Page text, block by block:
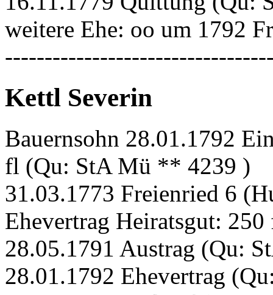
weitere Ehe: oo um 1792
Kettl Severin
Bauernsohn 28.01.1792
fl (Qu: StA Mü ** 4239 )
31.03.1773 Freienried 6
Ehevertrag Heiratsgut:
28.05.1791 Austrag (Qu:
28.01.1792 Ehevertrag